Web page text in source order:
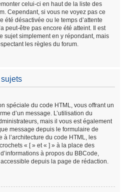
celui-ci en haut de la liste des
Cependant, si vous ne voyez pas ce
été désactivée ou le temps d’attente
peut-être pas encore été atteint. Il est
sujet simplement en y répondant, mais
les règles du forum.
spéciale du code HTML, vous offrant un
d’un message. L’utilisation du
mais il vous est également
message depuis le formulaire de
l’architecture du code HTML, les
« [ » et « ] » à la place des
à propos du BBCode,
depuis la page de rédaction.